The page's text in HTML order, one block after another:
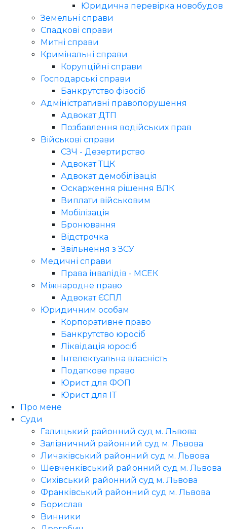
Юридична перевірка новобудов
Земельні справи
Спадкові справи
Митні справи
Кримінальні справи
Корупційні справи
Господарські справи
Банкрутство фізосіб
Адміністративні правопорушення
Адвокат ДТП
Позбавлення водійських прав
Військові справи
СЗЧ - Дезертирство
Адвокат ТЦК
Адвокат демобілізація
Оскарження рішення ВЛК
Виплати військовим
Мобілізація
Бронювання
Відстрочка
Звільнення з ЗСУ
Медичні справи
Права інвалідів - МСЕК
Міжнародне право
Адвокат ЄСПЛ
Юридичним особам
Корпоративне право
Банкрутство юросіб
Ліквідація юросіб
Інтелектуальна власність
Податкове право
Юрист для ФОП
Юрист для ІТ
Про мене
Суди
Галицький районний суд м. Львова
Залізничний районний суд м. Львова
Личаківський районний суд м. Львова
Шевченківський районний суд м. Львова
Сихівський районний суд м. Львова
Франківський районний суд м. Львова
Борислав
Винники